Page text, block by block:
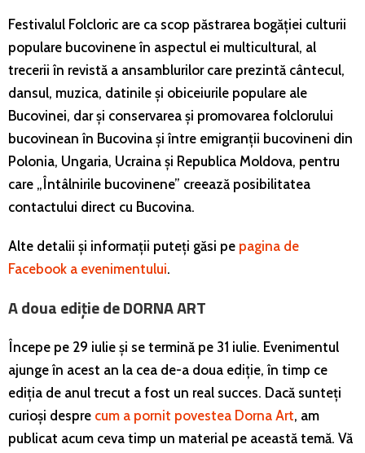
Festivalul Folcloric are ca scop păstrarea bogăţiei culturii
populare bucovinene în aspectul ei multicultural, al
trecerii în revistă a ansamblurilor care prezintă cântecul,
dansul, muzica, datinile şi obiceiurile populare ale
Bucovinei, dar și conservarea şi promovarea folclorului
bucovinean în Bucovina şi între emigranţii bucovineni din
Polonia, Ungaria, Ucraina şi Republica Moldova, pentru
care „Întâlnirile bucovinene” creează posibilitatea
contactului direct cu Bucovina.
Alte detalii și informații puteți găsi pe pagina de
Facebook a evenimentului.
A doua ediție de DORNA ART
Începe pe 29 iulie și se termină pe 31 iulie. Evenimentul
ajunge în acest an la cea de-a doua ediție, în timp ce
ediția de anul trecut a fost un real succes. Dacă sunteți
curioși despre cum a pornit povestea Dorna Art, am
publicat acum ceva timp un material pe această temă. Vă